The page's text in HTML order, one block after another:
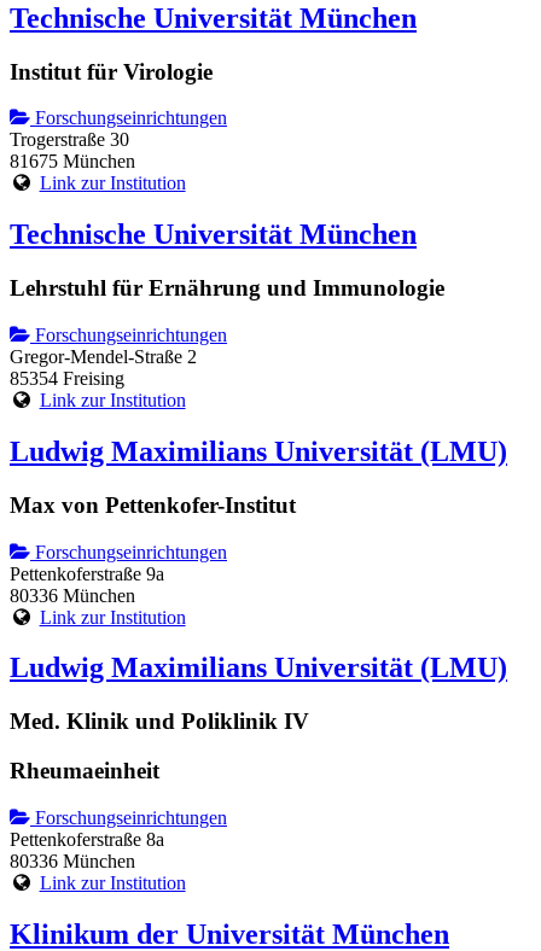
Technische Universität München
Institut für Virologie
Forschungseinrichtungen
Trogerstraße 30
81675 München
Link zur Institution
Technische Universität München
Lehrstuhl für Ernährung und Immunologie
Forschungseinrichtungen
Gregor-Mendel-Straße 2
85354 Freising
Link zur Institution
Ludwig Maximilians Universität (LMU)
Max von Pettenkofer-Institut
Forschungseinrichtungen
Pettenkoferstraße 9a
80336 München
Link zur Institution
Ludwig Maximilians Universität (LMU)
Med. Klinik und Poliklinik IV
Rheumaeinheit
Forschungseinrichtungen
Pettenkoferstraße 8a
80336 München
Link zur Institution
Klinikum der Universität München